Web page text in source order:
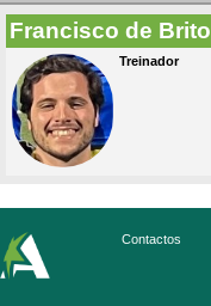
Francisco de Brito
Treinador
Contactos